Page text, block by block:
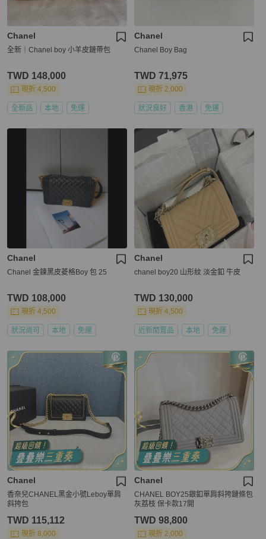
Chanel
全新｜Chanel boy 小羊皮鏈帶包
TWD 148,000
現折 4,500
全新品 本地 免運
Chanel
Chanel Boy Bag
TWD 71,975
現折 2,000
狀況良好 香港 免運
Chanel
Chanel 金鍊黑皮菱格Boy 包 25
TWD 108,000
現折 4,500
狀況尚可 本地 免運
Chanel
chanel boy20 山形紋 淡金釦 牛皮
TWD 130,000
現折 4,500
近新閒置品 本地 免運
Chanel
香奈兒CHANEL黑金小號Leboy單肩
斜挎包
TWD 115,112
現折 8,000
Chanel
CHANEL BOY25銀釦單肩斜挎鏈條包
灰荔枝 保卡款17開
TWD 98,800
現折 2,000